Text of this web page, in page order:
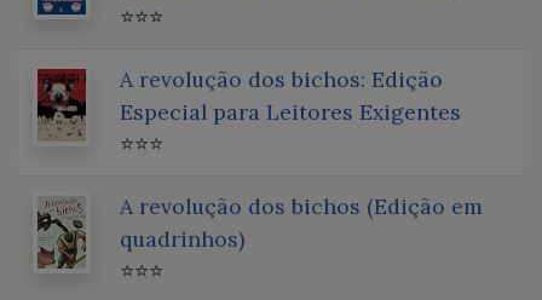
⭐⭐⭐
A revolução dos bichos: Edição
Especial para Leitores Exigentes
⭐⭐⭐
A revolução dos bichos (Edição em
quadrinhos)
⭐⭐⭐